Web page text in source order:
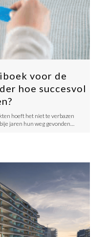
voor de
hoe succesvol
hoeft het niet te verbazen
jaren hun weg gevonden…